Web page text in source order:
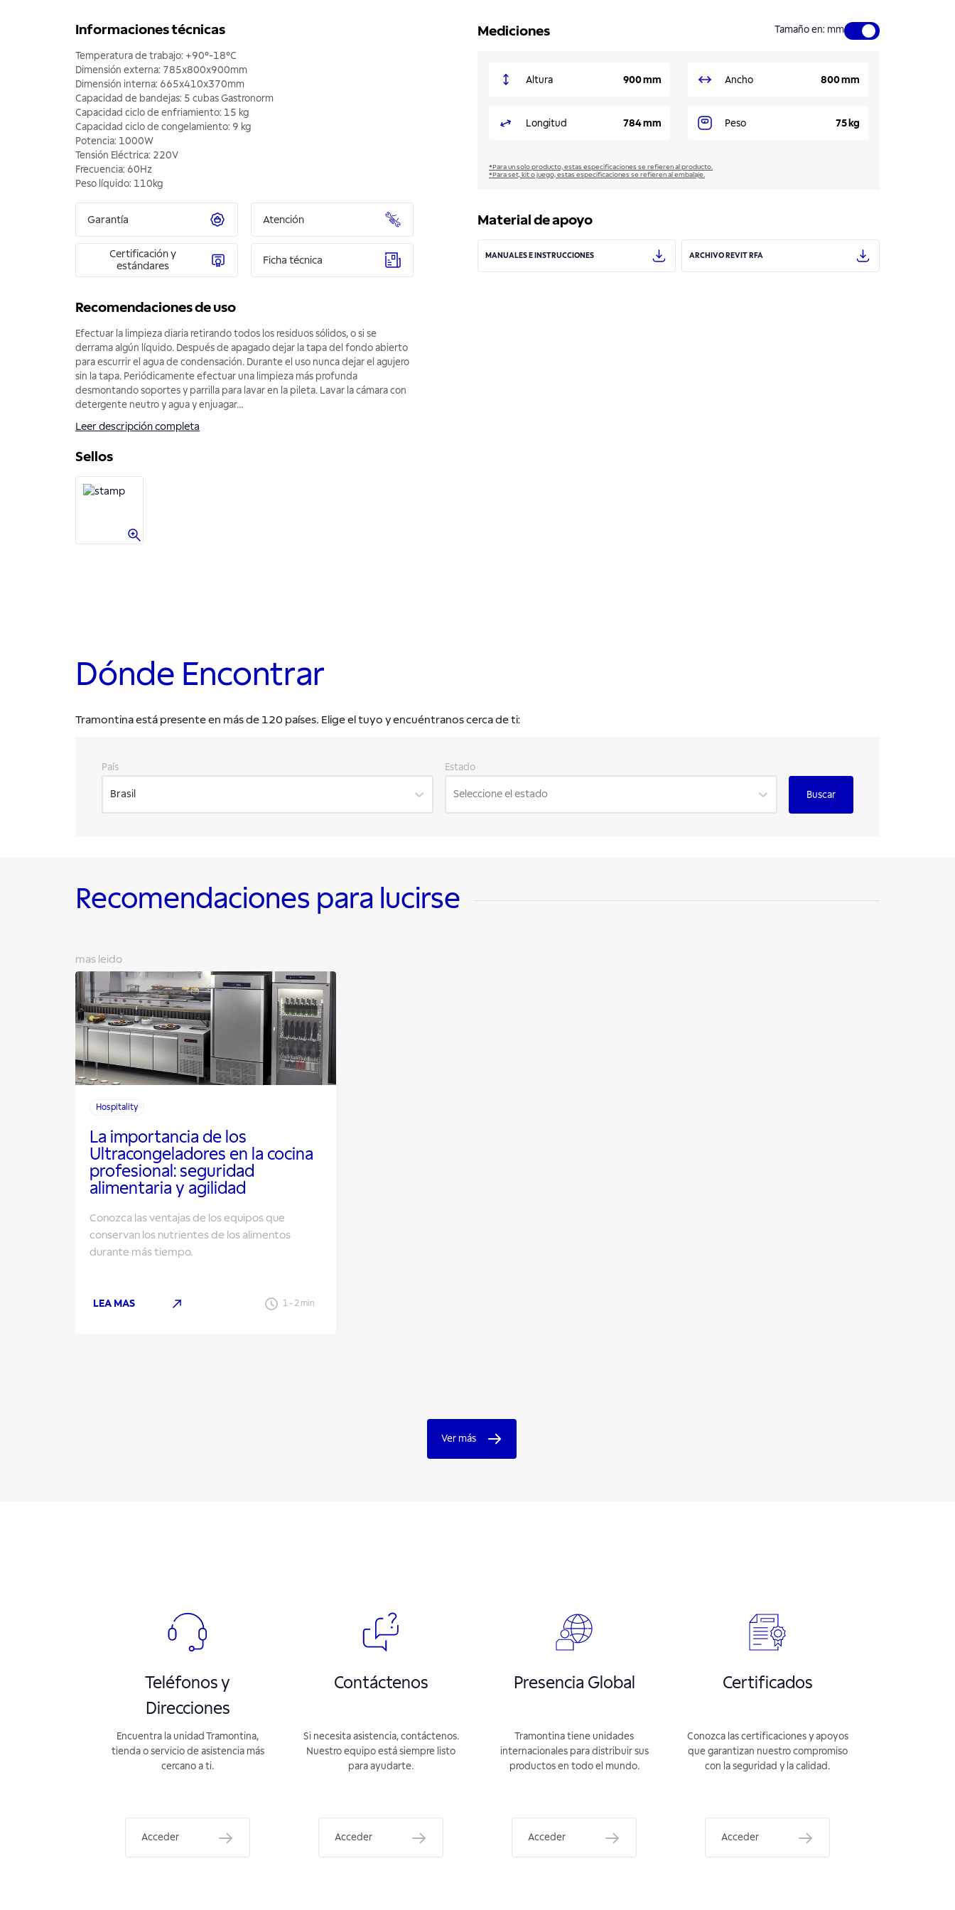
Informaciones técnicas
Temperatura de trabajo: +90°-18°C
Dimensión externa: 785x800x900mm
Dimensión interna: 665x410x370mm
Capacidad de bandejas: 5 cubas Gastronorm
Capacidad ciclo de enfriamiento: 15 kg
Capacidad ciclo de congelamiento: 9 kg
Potencia: 1000W
Tensión Eléctrica: 220V
Frecuencia: 60Hz
Peso líquido: 110kg
Garantía Atención
Certificación y
estándares
Ficha técnica
Recomendaciones de uso
Efectuar la limpieza diaria retirando todos los residuos sólidos, o si se
derrama algún líquido. Después de apagado dejar la tapa del fondo abierto
para escurrir el agua de condensación. Durante el uso nunca dejar el agujero
sin la tapa. Periódicamente efectuar una limpieza más profunda
desmontando soportes y parrilla para lavar en la pileta. Lavar la cámara con
detergente neutro y agua y enjuagar...
Leer descripción completa
Sellos
Mediciones Tamaño en: mm
Altura 900 mm Ancho 800 mm
Longitud 784 mm Peso 75 kg
*Para un solo producto, estas especificaciones se refieren al producto.
*Para set, kit o juego, estas especificaciones se refieren al embalaje.
Material de apoyo
MANUALES E INSTRUCCIONES ARCHIVO REVIT RFA
Dónde Encontrar
Tramontina está presente en más de 120 países. Elige el tuyo y encuéntranos cerca de ti:
País
Brasil
Estado
Seleccione el estado Buscar
Recomendaciones para lucirse
mas leido
Hospitality
La importancia de los
Ultracongeladores en la cocina
profesional: seguridad
alimentaria y agilidad
Conozca las ventajas de los equipos que
conservan los nutrientes de los alimentos
durante más tiempo.
LEA MAS 1- 2min
Ver más
Teléfonos y
Direcciones
Encuentra la unidad Tramontina,
tienda o servicio de asistencia más
cercano a ti.
Acceder
Contáctenos
Si necesita asistencia, contáctenos.
Nuestro equipo está siempre listo
para ayudarte.
Acceder
Presencia Global
Tramontina tiene unidades
internacionales para distribuir sus
productos en todo el mundo.
Acceder
Certificados
Conozca las certificaciones y apoyos
que garantizan nuestro compromiso
con la seguridad y la calidad.
Acceder